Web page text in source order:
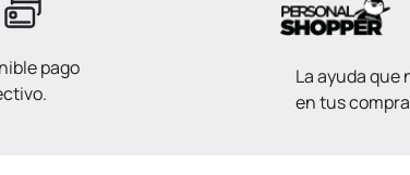
pago
La ayuda que
en tus